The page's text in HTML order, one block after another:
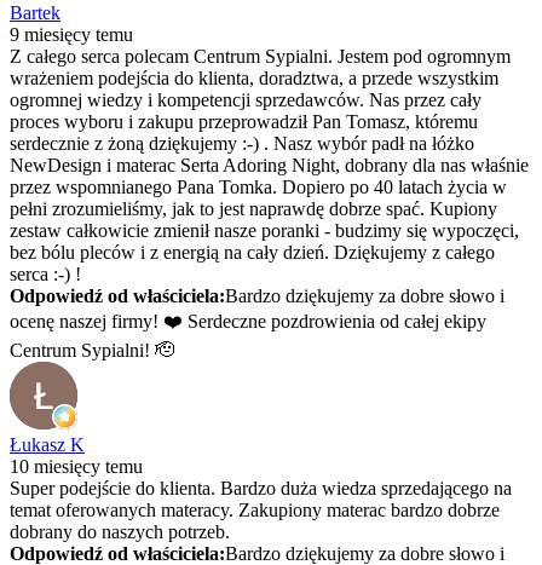
Bartek
9 miesięcy temu
Z całego serca polecam Centrum Sypialni. Jestem pod ogromnym
wrażeniem podejścia do klienta, doradztwa, a przede wszystkim
ogromnej wiedzy i kompetencji sprzedawców. Nas przez cały
proces wyboru i zakupu przeprowadził Pan Tomasz, któremu
serdecznie z żoną dziękujemy :-) . Nasz wybór padł na łóżko
NewDesign i materac Serta Adoring Night, dobrany dla nas właśnie
przez wspomnianego Pana Tomka. Dopiero po 40 latach życia w
pełni zrozumieliśmy, jak to jest naprawdę dobrze spać. Kupiony
zestaw całkowicie zmienił nasze poranki - budzimy się wypoczęci,
bez bólu pleców i z energią na cały dzień. Dziękujemy z całego
serca :-) !
Odpowiedź od właściciela:Bardzo dziękujemy za dobre słowo i
ocenę naszej firmy! ❤️ Serdeczne pozdrowienia od całej ekipy
Centrum Sypialni! 🫡
Łukasz K
10 miesięcy temu
Super podejście do klienta. Bardzo duża wiedza sprzedającego na
temat oferowanych materacy. Zakupiony materac bardzo dobrze
dobrany do naszych potrzeb.
Odpowiedź od właściciela:Bardzo dziękujemy za dobre słowo i